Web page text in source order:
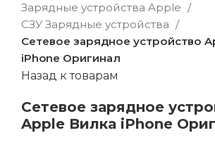
Зарядные устройства Apple
СЗУ Зарядные устройства
Сетевое зарядное устройство
iPhone Оригинал
Назад к товарам
Сетевое зарядное
Apple Вилка iPhone